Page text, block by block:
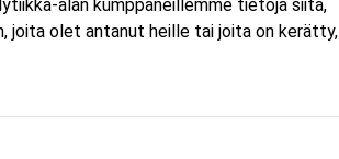
alan kumppaneillemme tietoja siitä,
joita olet antanut heille tai joita on kerätty,